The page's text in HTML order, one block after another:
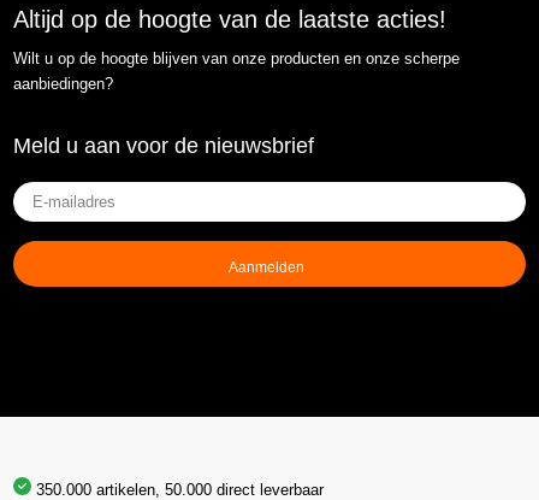
Altijd op de hoogte van de laatste acties!
Wilt u op de hoogte blijven van onze producten en onze scherpe
aanbiedingen?
Meld u aan voor de nieuwsbrief
E-
mailadres
(Vereist)
350.000 artikelen, 50.000 direct leverbaar